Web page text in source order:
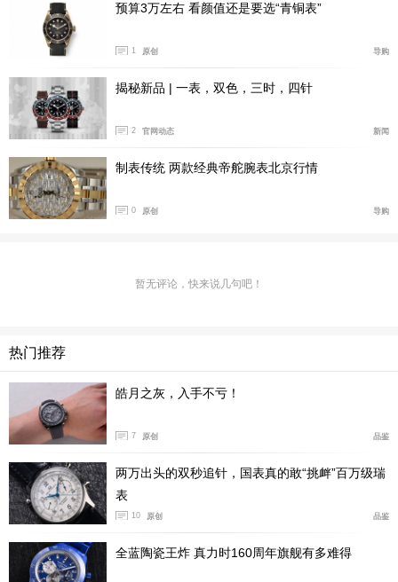
所以在Joseph Baume，我最大的感受就是热，因为
当表壳毛坯进行退火时，加热炉上是真真正正地冒着大火
苗子，瞬间让我体会到了钢铁厂般热火朝天的既视感！而
且除了表壳，不锈钢材质的表圈和底盖坯料也是通过同样
的方式制造。相较于不锈钢表壳毛坯的冷冲压，钛金属由
于有冷焊现象严重、回弹量大和导热性差等加工难点，所
以钛金属表壳毛坯的加工，则采用了完全相反的热冲压。
预算3万左右 看颜值还是要选“青铜表”
1 原创 导购
揭秘新品 | 一表，双色，三时，四针
2 官网动态 新闻
制表传统 两款经典帝舵腕表北京行情
0 原创 导购
暂无评论，快来说几句吧！
热门推荐
皓月之灰，入手不亏！
7 原创 品鉴
两万出头的双秒追针，国表真的敢“挑衅”百万级瑞
表
10 原创 品鉴
全蓝陶瓷王炸 真力时160周年旗舰有多难得